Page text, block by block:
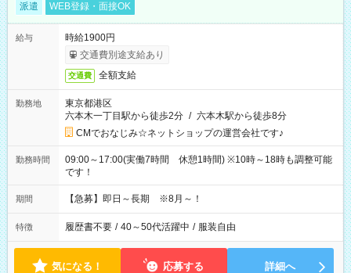
派遣 WEB登録・面接OK
給与
時給1900円
交通費別途支給あり
交通費 全額支給
勤務地
東京都港区
六本木一丁目駅から徒歩2分 / 六本木駅から徒歩8分
CMでおなじみ☆ネットショップの運営会社です♪
勤務時間
09:00～17:00(実働7時間 休憩1時間) ※10時～18時も調整可能
です！
期間 【急募】即日～長期 ※8月～！
特徴 履歴書不要 / 40～50代活躍中 / 服装自由
気になる！ 応募する 詳細へ